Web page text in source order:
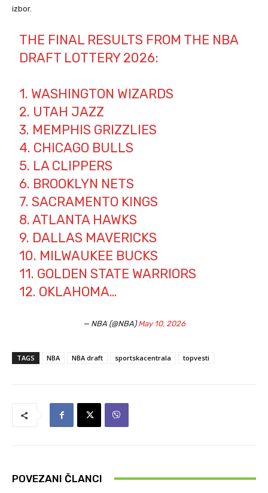
izbor.
THE FINAL RESULTS FROM THE NBA
DRAFT LOTTERY 2026:
1. WASHINGTON WIZARDS
2. UTAH JAZZ
3. MEMPHIS GRIZZLIES
4. CHICAGO BULLS
5. LA CLIPPERS
6. BROOKLYN NETS
7. SACRAMENTO KINGS
8. ATLANTA HAWKS
9. DALLAS MAVERICKS
10. MILWAUKEE BUCKS
11. GOLDEN STATE WARRIORS
12. OKLAHOMA…
— NBA (@NBA)May 10, 2026
TAGS NBA NBA draft sportskacentrala topvesti
POVEZANI ČLANCI